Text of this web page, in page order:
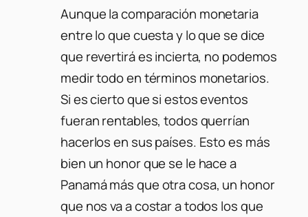
Aunque la comparación monetaria
entre lo que cuesta y lo que se dice
que revertirá es incierta, no podemos
medir todo en términos monetarios.
Si es cierto que si estos eventos
fueran rentables, todos querrían
hacerlos en sus países. Esto es más
bien un honor que se le hace a
Panamá más que otra cosa, un honor
que nos va a costar a todos los que